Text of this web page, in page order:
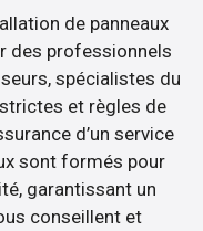
de panneaux
des professionnels
spécialistes du
et règles de
d’un service
sont formés pour
garantissant un
conseillent et